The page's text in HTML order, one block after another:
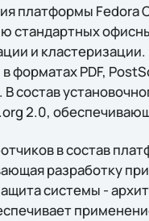
платформы
стандартных
и
форматах PDF,
В состав
2.0,
в состав
разработку
системы -